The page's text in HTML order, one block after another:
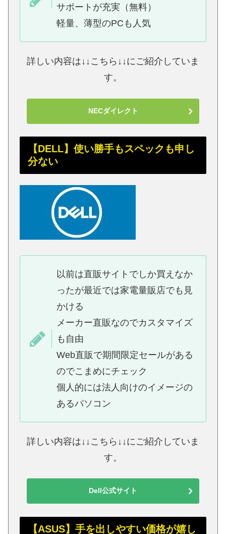
サポートが充実（無料）
軽量、薄型のPCも人気
詳しい内容は↓↓こちら↓↓にご紹介していま
す。
NECダイレクト
【DELL】使い勝手もスペックも申し
分ない
以前は直販サイトでしか買えなか
ったが最近では家電量販店でも見
かける
メーカー直販なのでカスタマイズ
も自由
Web直販で期間限定セールがある
のでこまめにチェック
個人的には法人向けのイメージの
あるパソコン
詳しい内容は↓↓こちら↓↓にご紹介していま
す。
Dell公式サイト
【ASUS】手を出しやすい価格が嬉し